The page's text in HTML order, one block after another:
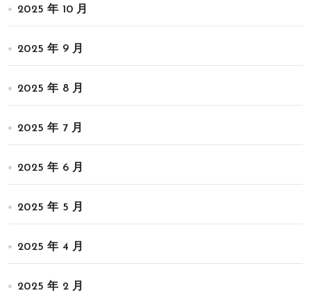
2025 年 10 月
2025 年 9 月
2025 年 8 月
2025 年 7 月
2025 年 6 月
2025 年 5 月
2025 年 4 月
2025 年 2 月